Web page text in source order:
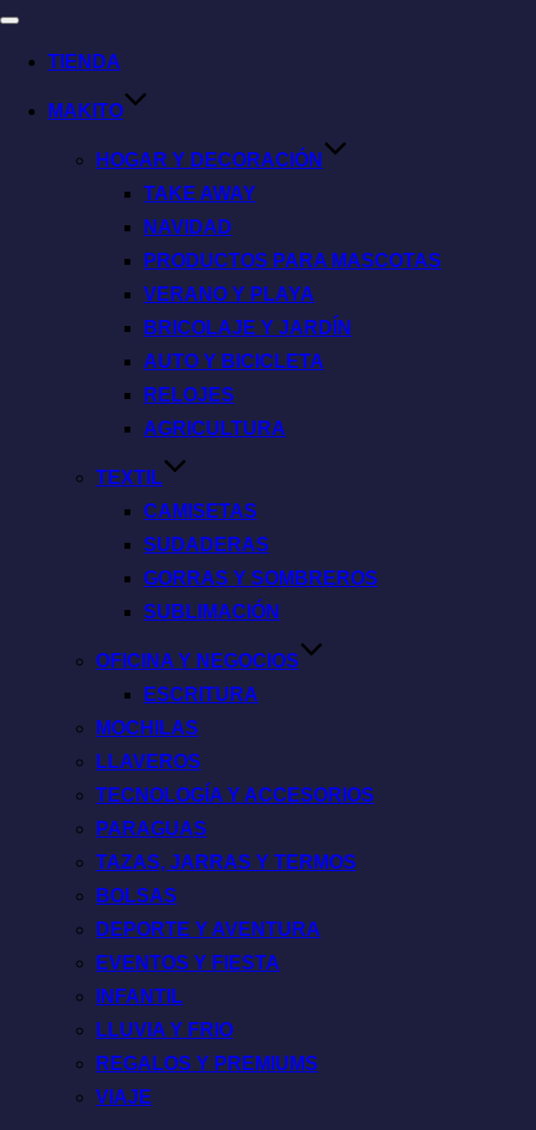
TIENDA
MAKITO
HOGAR Y DECORACIÓN
TAKE AWAY
NAVIDAD
PRODUCTOS PARA MASCOTAS
VERANO Y PLAYA
BRICOLAJE Y JARDÍN
AUTO Y BICICLETA
RELOJES
AGRICULTURA
TEXTIL
CAMISETAS
SUDADERAS
GORRAS Y SOMBREROS
SUBLIMACIÓN
OFICINA Y NEGOCIOS
ESCRITURA
MOCHILAS
LLAVEROS
TECNOLOGÍA Y ACCESORIOS
PARAGUAS
TAZAS, JARRAS Y TERMOS
BOLSAS
DEPORTE Y AVENTURA
EVENTOS Y FIESTA
INFANTIL
LLUVIA Y FRIO
REGALOS Y PREMIUMS
VIAJE